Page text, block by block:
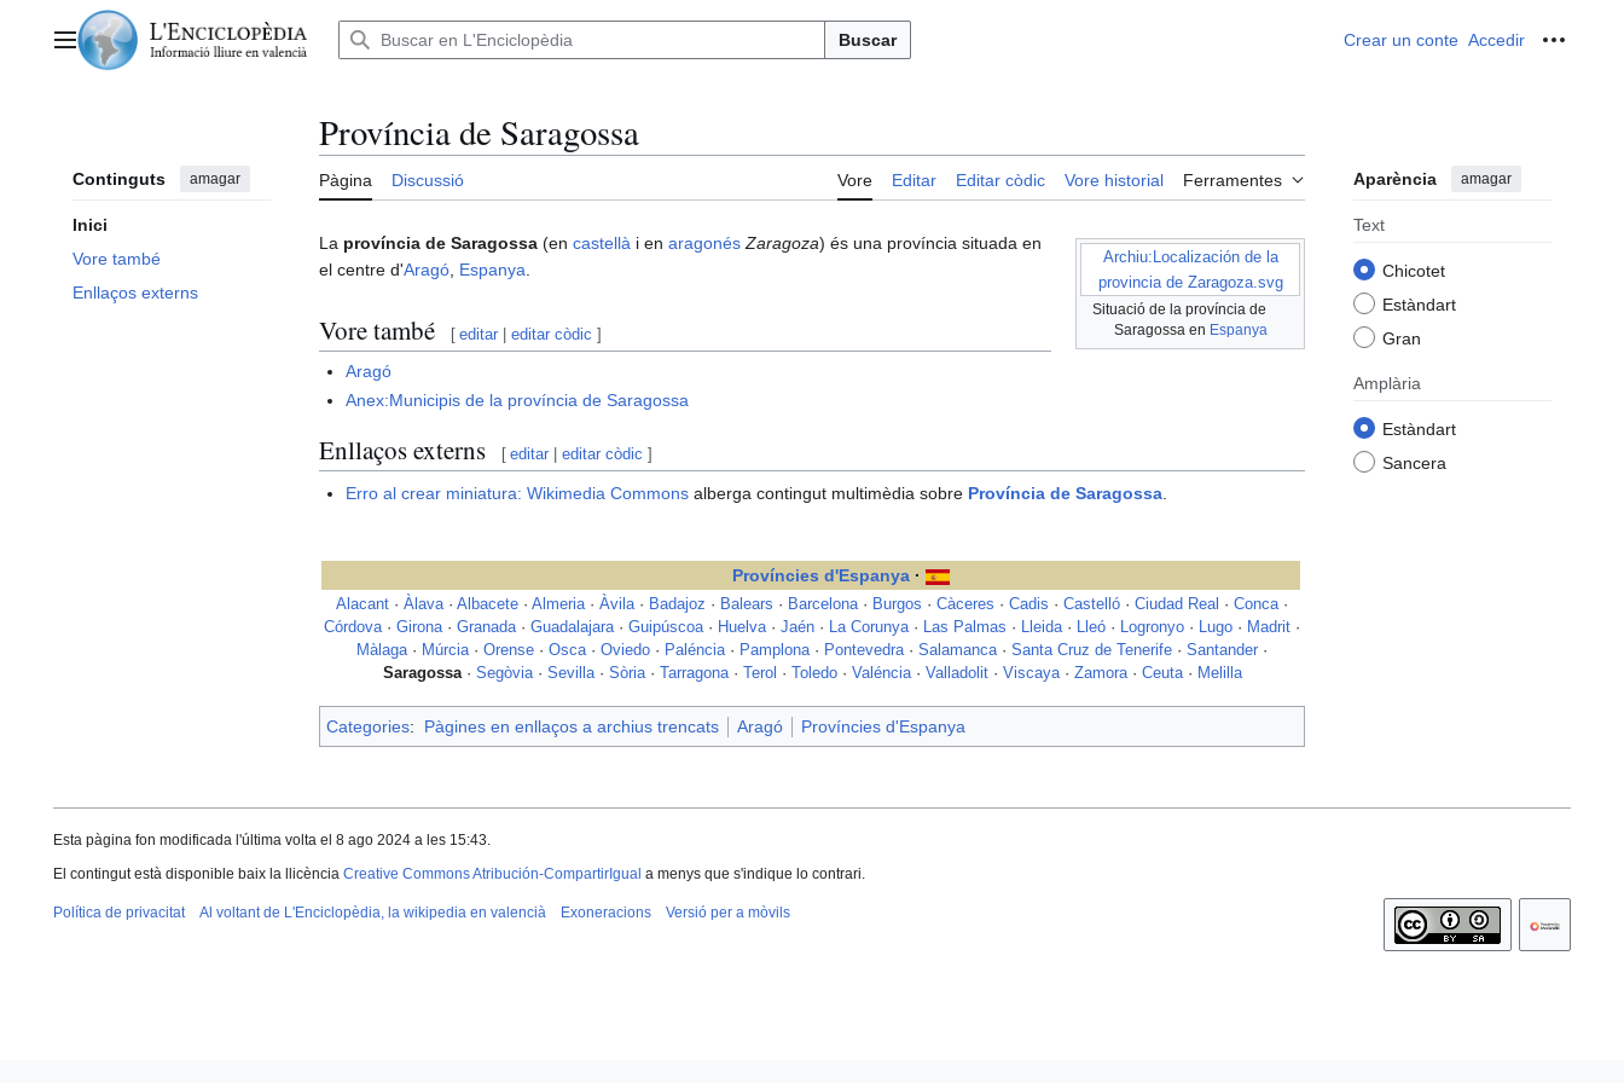
contingutMenú principal Buscar Crear un conte Accedir
Continguts amagar
Inici
Vore també
Enllaços externs
Província de Saragossa
Pàgina Discussió Vore Editar Editar còdic Vore historial Ferramentes Aparència amagar
Text
Chicotet
Estàndart
Gran
Amplària
Estàndart
Sancera
Archiu:Localización de la
provincia de Zaragoza.svg
Situació de la província de
Saragossa en Espanya
La província de Saragossa (en castellà i en aragonés Zaragoza) és una província situada en
el centre d'Aragó Espanya
Vore també [ editar |editar còdic ]
Aragó
Anex:Municipis de la província de Saragossa
Enllaços externs [ editar |editar còdic ]
Erro al crear miniatura:Wikimedia Commons alberga contingut multimèdia sobre Província de Saragossa
Províncies d'Espanya ·
Alacant · Àlava· Albacete · Almeria· Àvila· Badajoz · Balears · Barcelona· Burgos · Càceres · Cadis · Castelló · Ciudad Real · Conca·
Córdova· Girona· Granada· Guadalajara· Guipúscoa· Huelva· Jaén · La Corunya· Las Palmas · Lleida· Lleó · Logronyo · Lugo · Madrit ·
Màlaga· Múrcia· Orense · Osca· Oviedo · Paléncia· Pamplona· Pontevedra· Salamanca· Santa Cruz de Tenerife · Santander ·
Saragossa· Segòvia· Sevilla· Sòria· Tarragona· Terol · Toledo· Valéncia· Valladolit· Viscaya· Zamora· Ceuta· Melilla
Categories: Pàgines en enllaços a archius trencats Aragó Províncies d'Espanya
Esta pàgina fon modificada l'última volta el 8 ago 2024 a les 15:43.
El contingut està disponible baix la llicència Creative Commons Atribución-CompartirIgual a menys que s'indique lo contrari.
Política de privacitat Al voltant de L'Enciclopèdia, la wikipedia en valencià Exoneracions Versió per a mòvils